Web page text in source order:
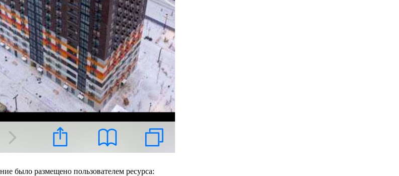
было размещено пользователем ресурса: